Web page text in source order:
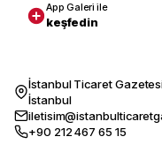
App Galeri ile
keşfedin
İstanbul Ticaret Gazetesi
İstanbul
+90 212 467 65 15